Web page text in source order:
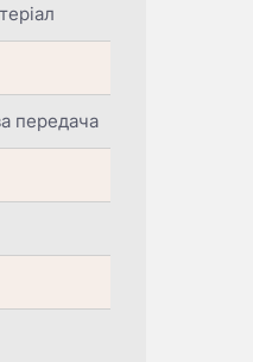
передача